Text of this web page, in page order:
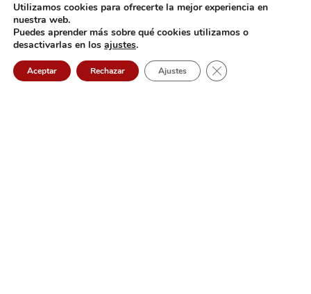
Utilizamos cookies para ofrecerte la mejor experiencia en
nuestra web.
Puedes aprender más sobre qué cookies utilizamos o
desactivarlas en los ajustes.
Aceptar Rechazar Ajustes Cerrar el banner de